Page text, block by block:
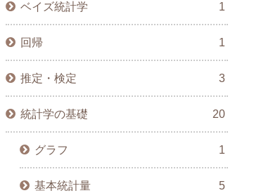
ベイズ統計学 1
回帰 1
推定・検定 3
統計学の基礎 20
グラフ 1
基本統計量 5